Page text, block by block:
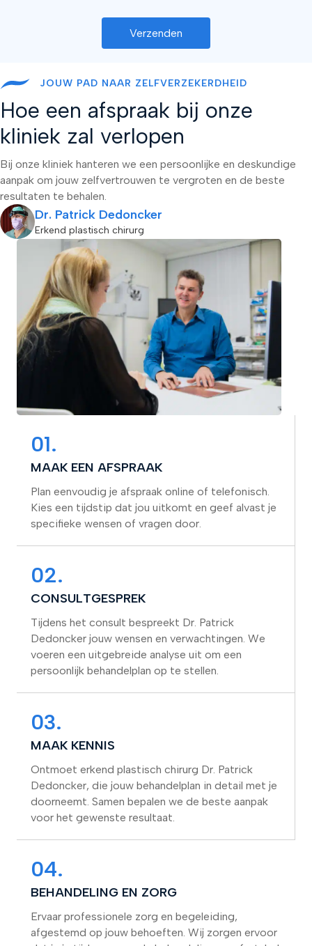
t
r
a
i
v
e
JOUW PAD NAAR ZELFVERZEKERDHEID
Hoe een afspraak bij onze
kliniek zal verlopen
Bij onze kliniek hanteren we een persoonlijke en deskundige
aanpak om jouw zelfvertrouwen te vergroten en de beste
resultaten te behalen.
Dr. Patrick Dedoncker
Erkend plastisch chirurg
01.
MAAK EEN AFSPRAAK
Plan eenvoudig je afspraak online of telefonisch.
Kies een tijdstip dat jou uitkomt en geef alvast je
specifieke wensen of vragen door.
02.
CONSULTGESPREK
Tijdens het consult bespreekt Dr. Patrick
Dedoncker jouw wensen en verwachtingen. We
voeren een uitgebreide analyse uit om een
persoonlijk behandelplan op te stellen.
03.
MAAK KENNIS
Ontmoet erkend plastisch chirurg Dr. Patrick
Dedoncker, die jouw behandelplan in detail met je
doorneemt. Samen bepalen we de beste aanpak
voor het gewenste resultaat.
04.
BEHANDELING EN ZORG
Ervaar professionele zorg en begeleiding,
afgestemd op jouw behoeften. Wij zorgen ervoor